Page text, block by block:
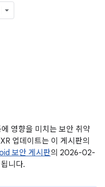
영향을 미치는 보안 취약
업데이트는 이 게시판의
보안 게시판의 2026-02-
니다.